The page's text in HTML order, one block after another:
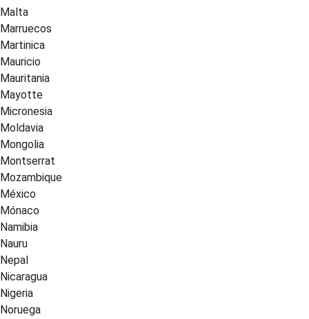
Malta
Marruecos
Martinica
Mauricio
Mauritania
Mayotte
Micronesia
Moldavia
Mongolia
Montserrat
Mozambique
México
Mónaco
Namibia
Nauru
Nepal
Nicaragua
Nigeria
Noruega